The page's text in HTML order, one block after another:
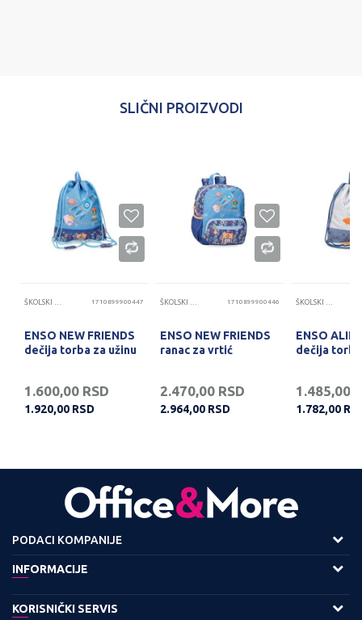
POŠALJI
SLIČNI PROIZVODI
ŠKOLSKI RANČEVI I TORBE 1710899900447
ENSO NEW FRIENDS
dečija torba za užinu
1.600,00 RSD
1.920,00 RSD
ŠKOLSKI RANČEVI I TORBE 1710899900446
ENSO NEW FRIENDS
ranac za vrtić
2.470,00 RSD
2.964,00 RSD
ŠKOLSKI RANČEVI I TORBE
ENSO
dečija
1.485,00
1.782,00
PODACI KOMPANIJE
Adresa :
11158 Beograd
INFORMACIJE
O nama
KORISNIČKI SERVIS